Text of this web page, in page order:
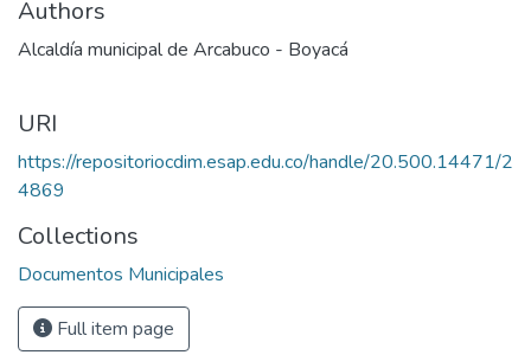
Authors
Alcaldía municipal de Arcabuco - Boyacá
URI
https://repositoriocdim.esap.edu.co/handle/20.500.14471/2
4869
Collections
Documentos Municipales
Full item page